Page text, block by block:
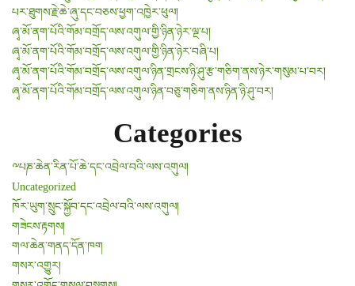
པར་ཐུགས་རྗེ་ཆེ་ཞུ་དང་བཅས་ཕྱག་འཁྱེར་ཕུལ།
ཞྭ་མོ་ནག་པོའི་གོམ་བགྲོད་ལས་འགུལ་གྱི་ཉིན་ཉེར་ལྔ་པ།
ཞྭ་མོ་ནག་པོའི་གོམ་བགྲོད་ལས་འགུལ་གྱི་ཉིན་ཉེར་བཞི་པ།
ཞྭ་མོ་ནག་པོའི་གོམ་བགྲོད་ལས་འགུལ་ཉིན་གྲངས་ཉི་ཤུ་རྩ་གཅིག་ནས་ཉེར་གསུམ་པ་བར།
ཞྭ་མོ་ནག་པོའི་གོམ་བགྲོད་ལས་འགུལ་ཉིན་བཅུ་གཅིག་ནས་ཉིན་ཉི་ཤུ་བར།
Categories
༸པཎ་ཆེན་རིན་པོ་ཆེ་དང་འབྲེལ་བའི་ལས་འགུལ།
Uncategorized
ཁོར་ཡུག་སྲུང་སྐྱོབ་དང་འབྲེལ་བའི་ལས་འགུལ།
གཟེངས་རྟགས།
གལ་ཆེན་གནད་དོན་ཁག
གསར་འགྱུར།